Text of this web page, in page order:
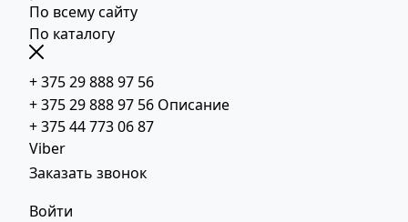
По всему сайту
По каталогу
+ 375 29 888 97 56
+ 375 29 888 97 56 Описание
+ 375 44 773 06 87
Viber
Заказать звонок
Войти